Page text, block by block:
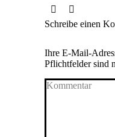
Finden Sie uns
opens
in
new
page
opens
in
Schreibe einen
Ihre E-Mail-
Pflichtfelder sind
Kommentar